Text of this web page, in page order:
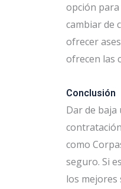
opción
cambiar de
ofrecer
ofrecen las
Conclusión
Dar de
como
seguro. Si
los mejores